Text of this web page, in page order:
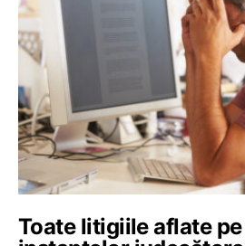
Toate litigiile aflate